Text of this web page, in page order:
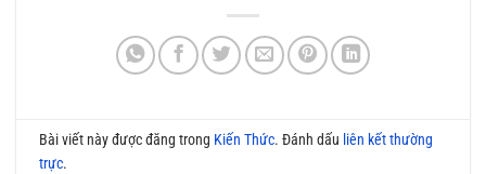
Bài viết này được đăng trong Kiến Thức. Đánh dấu liên kết thường
trực.